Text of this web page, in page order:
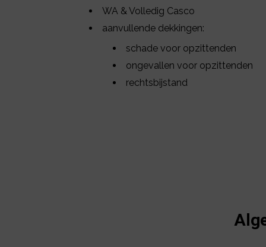
WA & Volledig Casco
aanvullende dekkingen:
schade voor opzittenden
ongevallen voor opzittenden
rechtsbijstand